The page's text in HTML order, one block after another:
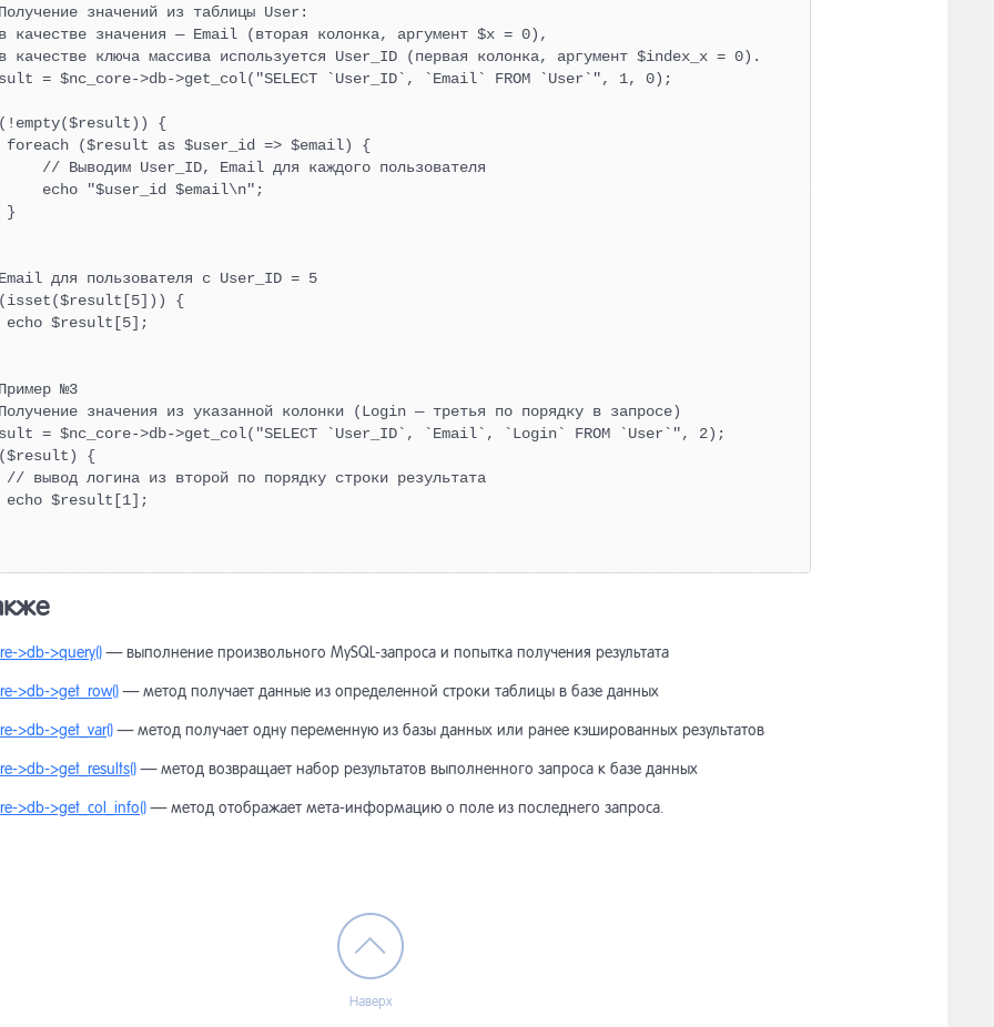
«Логирование»
«Форум»
«Конструктор лендингов»
«Отправка СМС-
«Интеграция с CRM»
«Внешние скрипты»
«Айри CDN»
API
значений из таблицы User:
значения — Email (вторая колонка, аргумент $x = 0),
ключа массива используется User_ID (первая колонка, аргумент $index_x = 0).
= $nc_core->db->get_col("SELECT `User_ID`, `Email` FROM `User`", 1, 0);
{
foreach ($result as $user_id => $email) {
// Выводим User_ID, Email для каждого пользователя
echo "$user_id $email\n";
}
для пользователя с User_ID = 5
{
echo $result[5];
№3
значения из указанной колонки (Login — третья по порядку в запросе)
= $nc_core->db->get_col("SELECT `User_ID`, `Email`, `Login` FROM `User`", 2);
{
// вывод логина из второй по порядку строки результата
echo $result[1];
>db->query()— выполнение произвольного MySQL-запроса и попытка получения результата
>db->get_row()— метод получает данные из определенной строки таблицы в базе данных
>db->get_var()— метод получает одну переменную из базы данных или ранее кэшированных результатов
>db->get_results()— метод возвращает набор результатов выполненного запроса к базе данных
>db->get_col_info()— метод отображает мета-информацию о поле из последнего запроса.
Наверх